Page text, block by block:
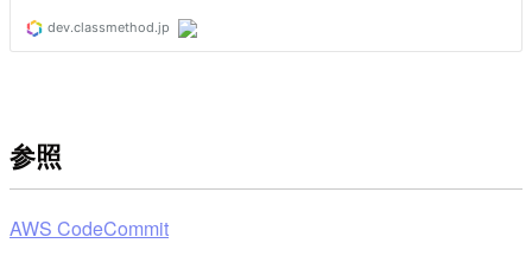
参照
AWS CodeCommit